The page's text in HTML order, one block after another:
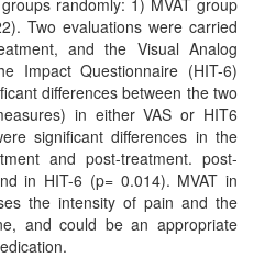
randomly: 1) MVAT group
Two evaluations were carried
and the Visual Analog
Impact Questionnaire (HIT-6)
differences between the two
in either VAS or HIT6
significant differences in the
and post-treatment. post-
in HIT-6 (p= 0.014). MVAT in
the intensity of pain and the
and could be an appropriate